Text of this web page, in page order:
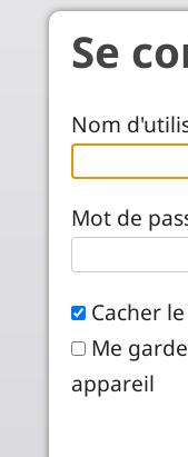
Aller au contenu
Se
Nom
Mot de
Cacher
Me
appareil